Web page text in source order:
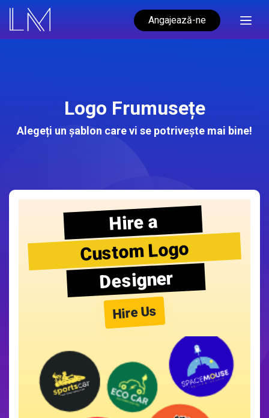
Angajează-ne
Logo Frumusețe
Alegeți un șablon care vi se potrivește mai bine!
Hire a
Custom Logo
Designer
Hire Us